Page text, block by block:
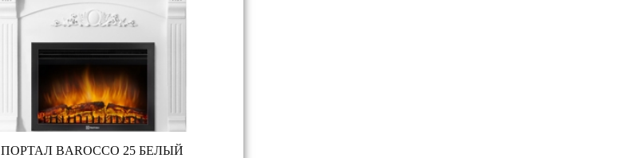
ПОРТАЛ BAROCCO 25 БЕЛЫЙ